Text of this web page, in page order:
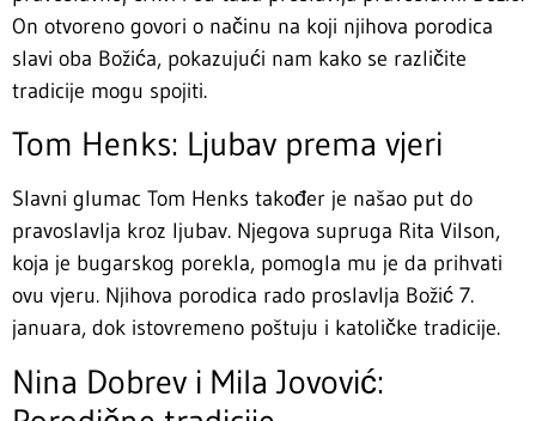
On otvoreno govori o načinu na koji njihova porodica
slavi oba Božića, pokazujući nam kako se različite
tradicije mogu spojiti.
Tom Henks: Ljubav prema vjeri
Slavni glumac Tom Henks također je našao put do
pravoslavlja kroz ljubav. Njegova supruga Rita Vilson,
koja je bugarskog porekla, pomogla mu je da prihvati
ovu vjeru. Njihova porodica rado proslavlja Božić 7.
januara, dok istovremeno poštuju i katoličke tradicije.
Nina Dobrev i Mila Jovović: